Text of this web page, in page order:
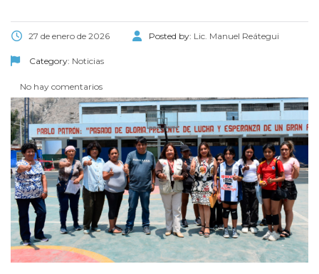
27 de enero de 2026 Posted by: Lic. Manuel Reátegui
Category: Noticias
No hay comentarios